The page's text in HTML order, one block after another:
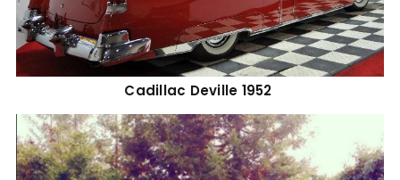
Cadillac Deville 1952